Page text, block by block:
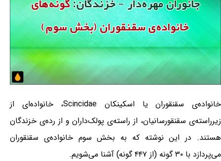
خانواده‌ی سقنقوران یا اسکینکان Scincidae، خانواده‌ای از
زیرراسته‌ی سقنقورسانیان، از راسته‌ی پولک‌داران و از رده‌ی خزندگان
هستند. در این نوشته که به بخش سوم خانواده‌ی سقنقوران
می‌پردازد با ۳۰ گونه (از ۴۴۷ گونه) آشنا می‌شویم.